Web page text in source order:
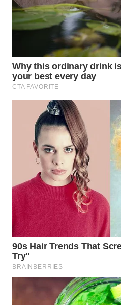
WAHANA
NEWS
TANI
WAHANA
ADVOKAT
WAHANA
INFRASTRUKTUR
WAHANA
KONSUMEN
WAHANA
LISTRIK
TRAVEL
WAHANA